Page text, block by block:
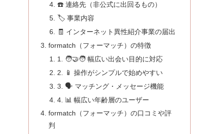
☎️ 連絡先（非公式に出回るもの）
🏷️ 事業内容
🧾 インターネット異性紹介事業の届出
formatch（フォーマッチ）の特徴
1. 🧑‍🤝‍🧑 幅広い出会い目的に対応
2. 📱 操作がシンプルで始めやすい
3. 🗣️ マッチング・メッセージ機能
4. 📊 幅広い年齢層のユーザー
formatch（フォーマッチ）の口コミや評
判